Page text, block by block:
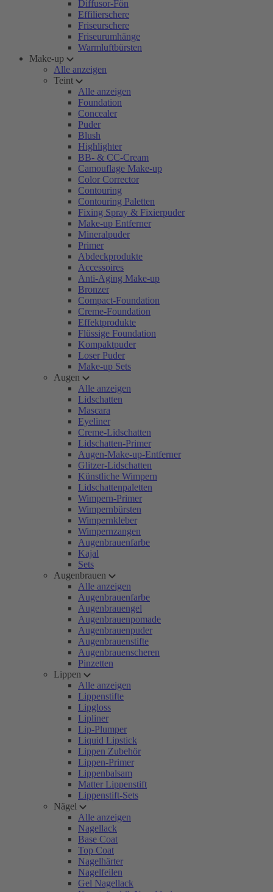
Diffusor-Fön
Effilierschere
Friseurschere
Friseurumhänge
Warmluftbürsten
Make-up
Alle anzeigen
Teint
Alle anzeigen
Foundation
Concealer
Puder
Blush
Highlighter
BB- & CC-Cream
Camouflage Make-up
Color Corrector
Contouring
Contouring Paletten
Fixing Spray & Fixierpuder
Make-up Entferner
Mineralpuder
Primer
Abdeckprodukte
Accessoires
Anti-Aging Make-up
Bronzer
Compact-Foundation
Creme-Foundation
Effektprodukte
Flüssige Foundation
Kompaktpuder
Loser Puder
Make-up Sets
Augen
Alle anzeigen
Lidschatten
Mascara
Eyeliner
Creme-Lidschatten
Lidschatten-Primer
Augen-Make-up-Entferner
Glitzer-Lidschatten
Künstliche Wimpern
Lidschattenpaletten
Wimpern-Primer
Wimpernbürsten
Wimpernkleber
Wimpernzangen
Augenbrauenfarbe
Kajal
Sets
Augenbrauen
Alle anzeigen
Augenbrauenfarbe
Augenbrauengel
Augenbrauenpomade
Augenbrauenpuder
Augenbrauenstifte
Augenbrauenscheren
Pinzetten
Lippen
Alle anzeigen
Lippenstifte
Lipgloss
Lipliner
Lip-Plumper
Liquid Lipstick
Lippen Zubehör
Lippen-Primer
Lippenbalsam
Matter Lippenstift
Lippenstift-Sets
Nägel
Alle anzeigen
Nagellack
Base Coat
Top Coat
Nagelhärter
Nagelfeilen
Gel Nagellack